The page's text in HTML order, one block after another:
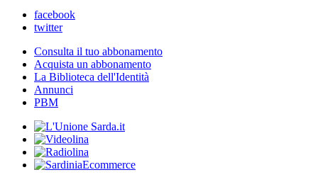
facebook
twitter
Consulta il tuo abbonamento
Acquista un abbonamento
La Biblioteca dell'Identità
Annunci
PBM